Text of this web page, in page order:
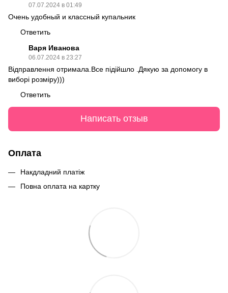
07.07.2024 в 01:49
Очень удобный и классный купальник
Ответить
Варя Иванова
06.07.2024 в 23:27
Відправлення отримала.Все підійшло .Дякую за допомогу в
виборі розміру)))
Ответить
Написать отзыв
Оплата
Накдладний платіж
Повна оплата на картку